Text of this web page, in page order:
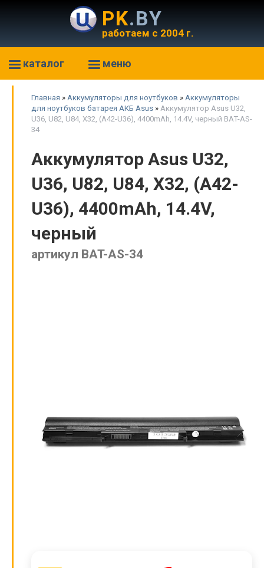
PK.BY
работаем с 2004 г.
каталог меню
Главная » Аккумуляторы для ноутбуков » Аккумуляторы
для ноутбуков батарея АКБ Asus » Аккумулятор Asus U32,
U36, U82, U84, X32, (A42-U36), 4400mAh, 14.4V, черный BAT-AS-
34
Аккумулятор Asus U32,
U36, U82, U84, X32, (A42-
U36), 4400mAh, 14.4V,
черный
артикул BAT-AS-34